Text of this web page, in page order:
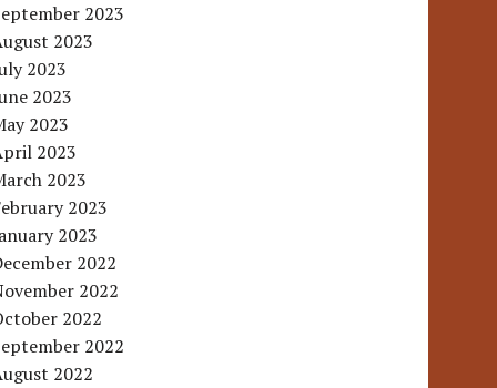
2023
2023
2023
2023
2023
2023
2023
2023
2023
2022
2022
2022
2022
2022